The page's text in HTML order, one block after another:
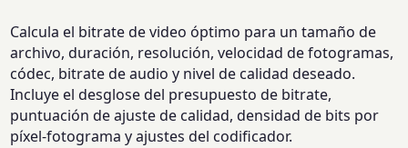
Calcula el bitrate de video óptimo para un tamaño de
archivo, duración, resolución, velocidad de fotogramas,
códec, bitrate de audio y nivel de calidad deseado.
Incluye el desglose del presupuesto de bitrate,
puntuación de ajuste de calidad, densidad de bits por
píxel-fotograma y ajustes del codificador.